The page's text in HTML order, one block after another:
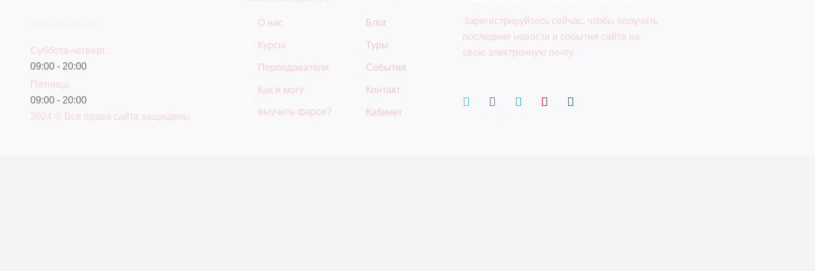
Суббота-четверг...
09:00 - 20:00
Пятница
09:00 - 20:00
2024 © Все права сайта защищены
О нас
Курсы
Перподаватели
Как я могу
выучить фарси?
Блог
Туры
События
Контакт
Кабинет
Зарегистрируйтесь сейчас, чтобы получать
последние новости и события сайта на
свою электронную почту.